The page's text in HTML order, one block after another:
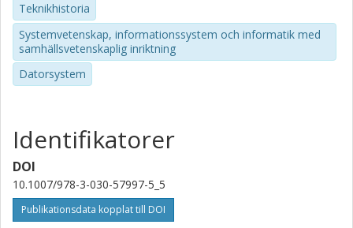
Teknikhistoria
Systemvetenskap, informationssystem och informatik med
samhällsvetenskaplig inriktning
Datorsystem
Identifikatorer
DOI
10.1007/978-3-030-57997-5_5
Publikationsdata kopplat till DOI